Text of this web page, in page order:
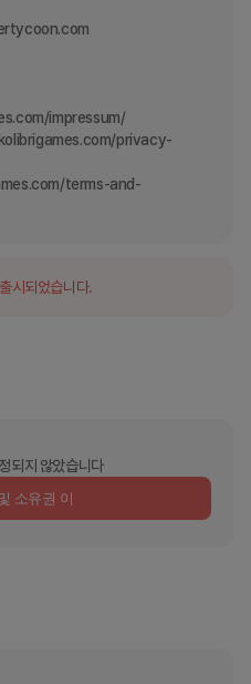
impressum/
privacy-
terms-and-
시되었습니다.
되지 않았습니다
소유권 이